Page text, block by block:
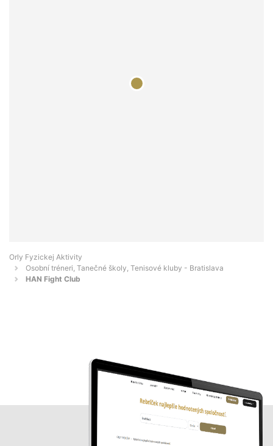
Orly Fyzickej Aktivity
Osobní tréneri, Tanečné školy, Tenisové kluby - Bratislava
HAN Fight Club